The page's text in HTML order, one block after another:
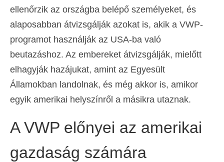
ellenőrzik az országba belépő személyeket, és
alaposabban átvizsgálják azokat is, akik a VWP-
programot használják az USA-ba való
beutazáshoz. Az embereket átvizsgálják, mielőtt
elhagyják hazájukat, amint az Egyesült
Államokban landolnak, és még akkor is, amikor
egyik amerikai helyszínről a másikra utaznak.
A VWP előnyei az amerikai
gazdaság számára